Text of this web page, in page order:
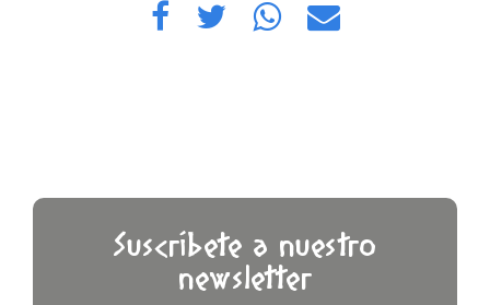
Suscríbete a nuestro
newsletter